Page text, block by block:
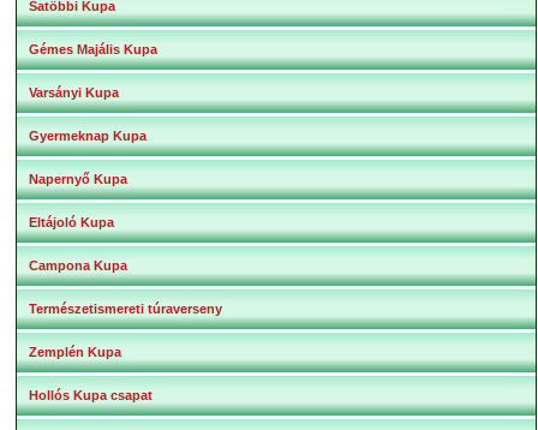
Satöbbi Kupa
Gémes Majális Kupa
Varsányi Kupa
Gyermeknap Kupa
Napernyő Kupa
Eltájoló Kupa
Campona Kupa
Természetismereti túraverseny
Zemplén Kupa
Hollós Kupa csapat